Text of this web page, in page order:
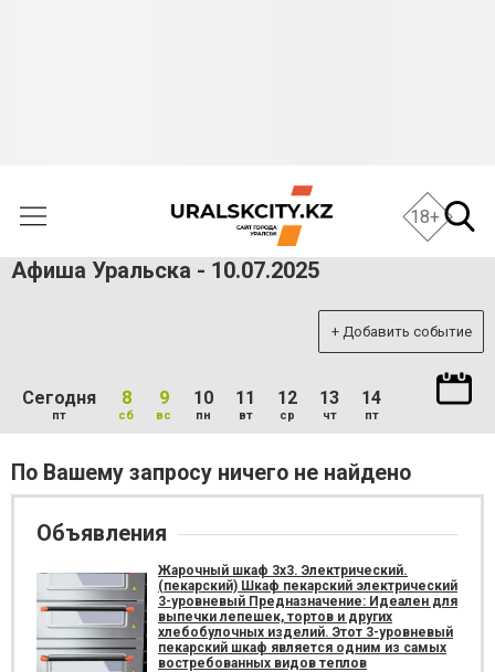
18+
Афиша Уральска - 10.07.2025
+ Добавить событие
Сегодня
пт
8
сб
9
вс
10
пн
11
вт
12
ср
13
чт
14
пт
По Вашему запросу ничего не найдено
Объявления
Жарочный шкаф 3х3. Электрический.
(пекарский) Шкаф пекарский электрический
3-уровневый Предназначение: Идеален для
выпечки лепешек, тортов и других
хлебобулочных изделий. Этот 3-уровневый
пекарский шкаф является одним из самых
востребованных видов теплов